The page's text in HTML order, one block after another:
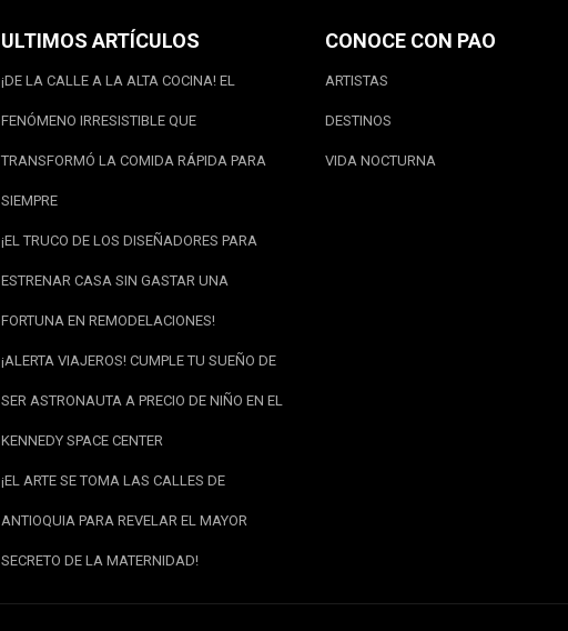
ULTIMOS ARTÍCULOS
¡DE LA CALLE A LA ALTA COCINA! EL
FENÓMENO IRRESISTIBLE QUE
TRANSFORMÓ LA COMIDA RÁPIDA PARA
SIEMPRE
¡EL TRUCO DE LOS DISEÑADORES PARA
ESTRENAR CASA SIN GASTAR UNA
FORTUNA EN REMODELACIONES!
¡ALERTA VIAJEROS! CUMPLE TU SUEÑO DE
SER ASTRONAUTA A PRECIO DE NIÑO EN EL
KENNEDY SPACE CENTER
¡EL ARTE SE TOMA LAS CALLES DE
ANTIOQUIA PARA REVELAR EL MAYOR
SECRETO DE LA MATERNIDAD!
CONOCE CON PAO
ARTISTAS
DESTINOS
VIDA NOCTURNA